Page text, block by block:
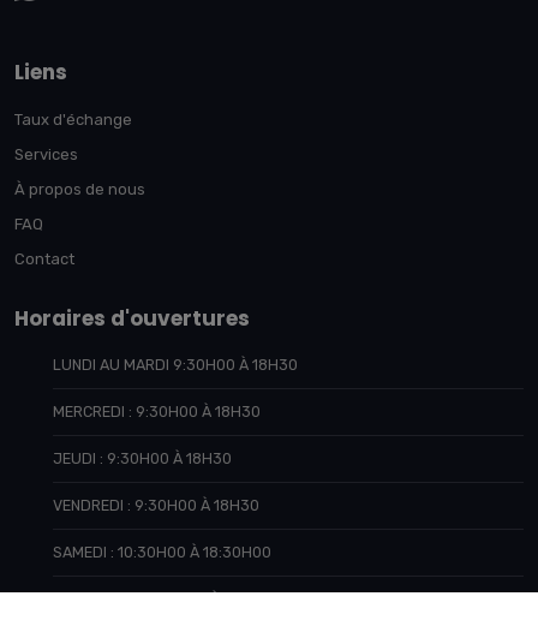
Liens
Taux d'échange
Services
À propos de nous
FAQ
Contact
Horaires d'ouvertures
LUNDI AU MARDI 9:30H00 À 18H30
MERCREDI : 9:30H00 À 18H30
JEUDI : 9:30H00 À 18H30
VENDREDI : 9:30H00 À 18H30
SAMEDI : 10:30H00 À 18:30H00